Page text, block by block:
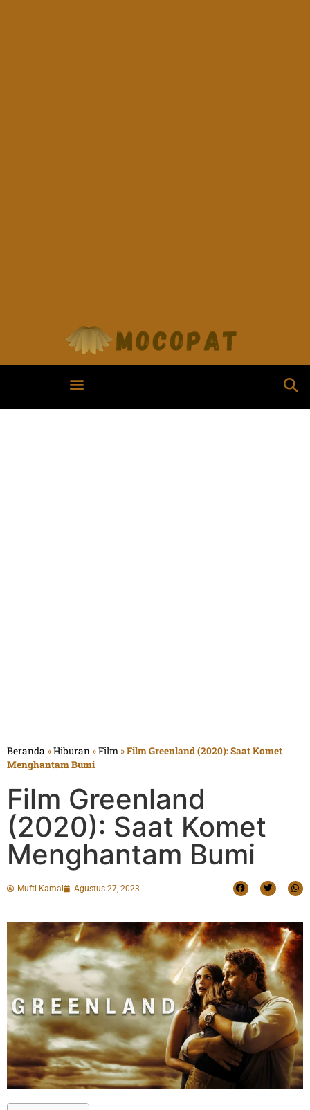
Beranda »Hiburan »Film »Film Greenland (2020): Saat Komet
Menghantam Bumi
Film Greenland
(2020): Saat Komet
Menghantam Bumi
Mufti Kamal Agustus 27, 2023